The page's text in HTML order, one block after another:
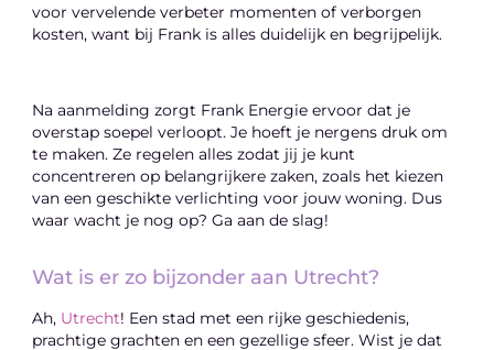
voor vervelende verbeter momenten of verborgen
kosten, want bij Frank is alles duidelijk en begrijpelijk.
Na aanmelding zorgt Frank Energie ervoor dat je
overstap soepel verloopt. Je hoeft je nergens druk om
te maken. Ze regelen alles zodat jij je kunt
concentreren op belangrijkere zaken, zoals het kiezen
van een geschikte verlichting voor jouw woning. Dus
waar wacht je nog op? Ga aan de slag!
Wat is er zo bijzonder aan Utrecht?
Ah, Utrecht! Een stad met een rijke geschiedenis,
prachtige grachten en een gezellige sfeer. Wist je dat